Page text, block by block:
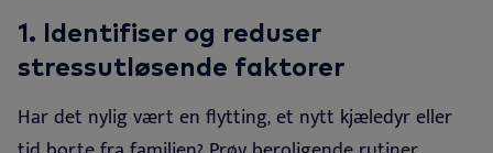
1. Identifiser og reduser
stressutløsende faktorer
Har det nylig vært en flytting, et nytt kjæledyr eller